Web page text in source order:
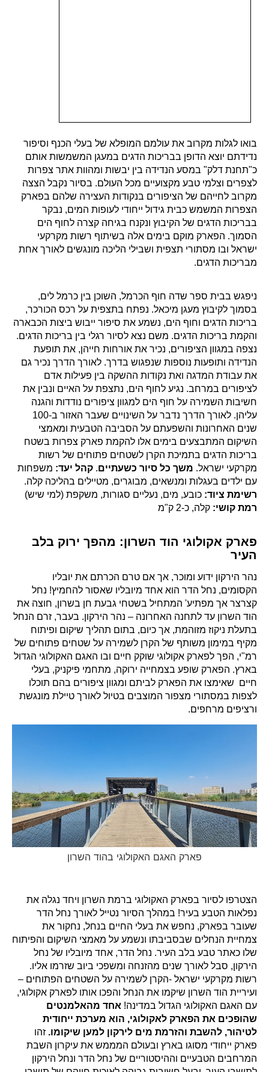
בואו לגלות מקרוב את עולמם המופלא של בעלי הכנף וסיפור
נדידתם יוצא הדופן בבריכות הדגים במעגן המשמשות אותם
כ"תחנת דלק" במסע הנדידה בין יבשות ומהוות אתר צפרות
לצפרים וצלמי טבע מקצועיים מכל העולם. בסיור נקבל הצצה
מקרוב לחייהם של הציפורים בנקודות העצירה שלהם בפארק
הצפרות המשמש כבית גידול ייחודי לעופות המים, נבקר
בבריכות הדגים של הקיבוץ ונקנח בגיחה קצרה לחוף הים
הסמוך. הפארק מוקם בימים אלה בשיתוף רשות מקרקעי
ישראל ובו מסתורי תצפית ושבילי הליכה מונגשים לאורך אחת
מבריכות הדגים.
ניפגש בבית ספר שדה חוף הכרמל, השוכן בין כרמל לים,
בסמוך לקיבוץ מעגן מיכאל. נפתח בתצפית על רכס הכורכר,
בריכות הדגים וחוף הים, נשמע את סיפור ייבוש ביצות הכבארה
והקמת בריכות הדגים. משם נצא לסיור רגלי בין בריכות הדגים.
נצפה במגוון הציפורים, נכיר את אורחות חייהן, את תופעת
הנדידה ותופעות נוספות שנפגוש בדרך. לאורך הדרך נכיר גם
את עבודת המדגה ואת נקודות ההשקה בין פעילות אדם
לציפורים במרחב. נגיע לחוף הים, נתצפת על האיים ונבין את
חשיבות השמירה על חוף הים למגוון ציפורים נודדות והגנה
עליהן. לאורך הדרך נדבר על השינויים שעבר האזור ב-100
שנים האחרונות והשפעתם על הסביבה הטבעית ומאמצי
השיקום המתבצעים בימים אלו להקמת פארק צפרות בשטח
בריכות הדגים בתמיכת הקרן לשטחים פתוחים של רשות
מקרקעי ישראל. משך כל סיור כשעתיים. קהל יעד: משפחות
עם ילדים בעגלות ומנשאים, מבוגרים, מטיילים בהליכה קלה.
רשימת ציוד: כובע, מים, נעליים סגורות, משקפת (למי שיש)
רמת קושי: קלה, כ-2 ק"מ
פארק אקולוגי הוד השרון: מהפך ירוק בלב
העיר
נהר הירקון ידוע ומוכר, אך אם טרם הכרתם את יובליו
הקסומים, נחל הדר הוא אחד מיובליו שאסור להחמיץ! נחל
קצרצר אך מפתיע' המתחיל בשטחי גבעת חן בשרון, חוצה את
הוד השרון עד לתחנה האחרונה – נהר הירקון. בעבר, זרם הנחל
בתעלת ניקוז מזוהמת, אך כיום, בתום תהליך שיקום ופיתוח
מקיף במימון משותף של הקרן לשמירה על שטחים פתוחים של
רמ"י, הפך לפארק אקולוגי שוקק חיים ובו האגם האקולוגי הגדול
בארץ. הפארק שופע בצמחייה ירוקה, מתחמי פיקניק, בעלי
חיים שאימצו את הפארק לביתם ומגוון ציפורים בהם תוכלו
לצפות במסתורי מצפור המוצבים בטיול לאורך טיילת מונגשת
ורציפים מרחפים.
פארק האגם האקולוגי בהוד השרון
הצטרפו לסיור בפארק האקולוגי ברמת השרון ויחד נגלה את
נפלאות הטבע בעיר! במהלך הסיור נטייל לאורך נחל הדר
שעובר בפארק, נחפש את בעלי החיים בנחל, נחקור את
צמחיית הנחלים שבסביבתו ונשמע על מאמצי השיקום והפיתוח
שלו כאתר טבע בלב העיר. נחל הדר, אחד מיובליו של נחל
הירקון, סבל לאורך שנים מהזנחה ומשפכי ביוב שזרמו אליו.
רשות מקרקעי ישראל -הקרן לשמירה על השטחים הפתוחים –
ועיריית הוד השרון שיקמו את הנחל והפכו אותו לפארק אקולוגי,
עם האגם האקולוגי הגדול במדינה! אחד מהאלמנטים
שהופכים את הפארק לאקולוגי, הוא מערכת ייחודית
לטיהור, להשבת והזרמת מים לירקון למען שיקומו. זהו
פארק ייחודי מסוגו בארץ ובעולם המממש את עיקרון השבת
המרחבים הטבעיים וההיסטוריים של נחל הדר ונחל הירקון